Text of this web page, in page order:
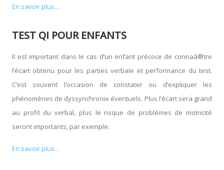
En savoir plus…
TEST QI POUR ENFANTS
Il est important dans le cas d’un enfant précoce de connaà®tre
l’écart obtenu pour les parties verbale et performance du test.
C’est souvent l’occasion de constater ou d’expliquer les
phénomènes de dyssynchronie éventuels. Plus l’écart sera grand
au profit du verbal, plus le risque de problèmes de motricité
seront importants, par exemple.
En savoir plus…